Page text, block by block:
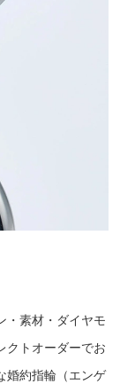
・素材・ダイヤモ
クトオーダーでお
婚約指輪（エンゲ